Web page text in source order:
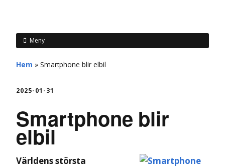
Meny
Hem » Smartphone blir elbil
2025-01-31
Smartphone blir
elbil
Världens största